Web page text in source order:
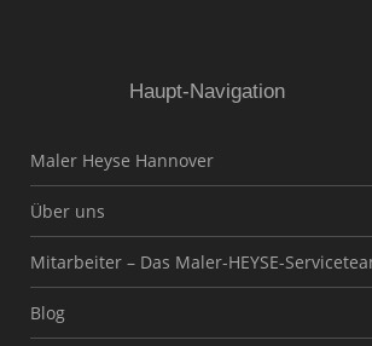
Haupt-Navigation
Maler Heyse Hannover
Über uns
Mitarbeiter – Das Maler-HEYSE-
Blog